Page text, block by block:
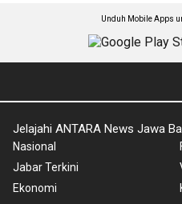
Unduh Mobile Apps
Jelajahi ANTARA News Jawa
Nasional
Jabar Terkini
Ekonomi